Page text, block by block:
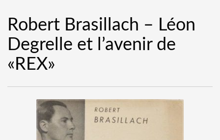
Robert Brasillach – Léon
Degrelle et l’avenir de
«REX»